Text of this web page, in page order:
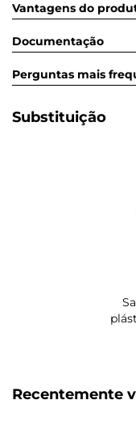
Vantagens do
Documentação
Perguntas mais
Substituição
Recentemente